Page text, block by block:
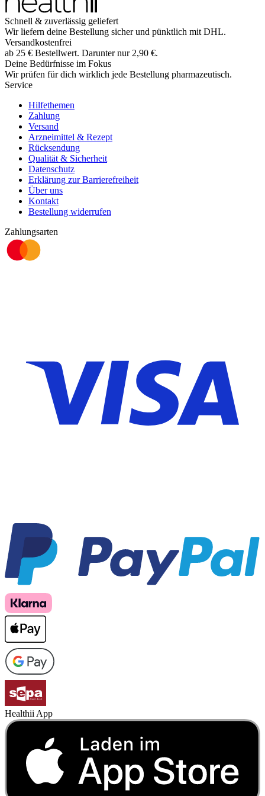
Schnell & zuverlässig geliefert
Wir liefern deine Bestellung sicher und pünktlich mit DHL.
Versandkostenfrei
ab 25 € Bestellwert. Darunter nur 2,90 €.
Deine Bedürfnisse im Fokus
Wir prüfen für dich wirklich jede Bestellung pharmazeutisch.
Service
Hilfethemen
Zahlung
Versand
Arzneimittel & Rezept
Rücksendung
Qualität & Sicherheit
Datenschutz
Erklärung zur Barrierefreiheit
Über uns
Kontakt
Bestellung widerrufen
Zahlungsarten
Healthii App